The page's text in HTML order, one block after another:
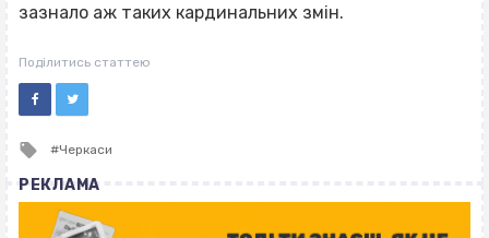
зазнало аж таких кардинальних змін.
Поділитись статтею
Tagged
Черкаси
РЕКЛАМА